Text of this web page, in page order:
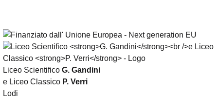
Liceo Scientifico G. Gandini
e Liceo Classico P. Verri
Lodi